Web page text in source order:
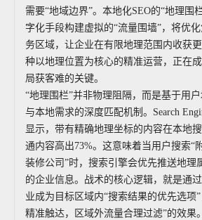
需要“地域边界”。本地化SEO的“地理围
字化手段构建虚拟的“流量围墙”，将优
务区域，让企业在有限地理范围内收获
种以地理位置为核心的精准运营，正在
局获客难的关键。
“地理围栏”并非物理阻隔，而是基于用
与本地需求的深度匹配机制。Search
显示，带有精确地理坐标的内容在本地
通内容高出73%。这意味着当用户搜索“
装修公司”时，搜索引擎会优先推送地理
的企业信息。战术的核心逻辑，就是通
业成为目标区域内“搜索结果的优先选项
精准触达，区域外流量合理过滤”的效果。